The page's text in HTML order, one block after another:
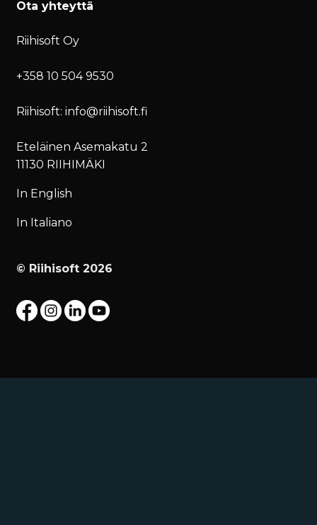
Ota yhteyttä
Riihisoft Oy
+358 10 504 9530
Riihisoft: info@riihisoft.fi
Eteläinen Asemakatu 2
11130 RIIHIMÄKI
In English
In Italiano
© Riihisoft 2026